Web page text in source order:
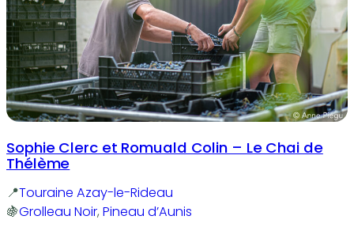
Sophie Clerc et Romuald Colin – Le Chai de
Thélème
Touraine Azay-le-Rideau
Grolleau Noir, Pineau d’Aunis